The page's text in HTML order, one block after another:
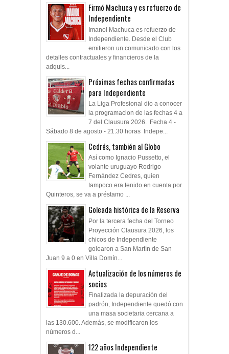
Firmó Machuca y es refuerzo de
Independiente
Imanol Machuca es refuerzo de
Independiente. Desde el Club
emitieron un comunicado con los
detalles contractuales y financieros de la
adquis...
Próximas fechas confirmadas
para Independiente
La Liga Profesional dio a conocer
la programacion de las fechas 4 a
7 del Clausura 2026. Fecha 4 -
Sábado 8 de agosto - 21.30 horas Indepe...
Cedrés, también al Globo
Así como Ignacio Pussetto, el
volante uruguayo Rodrigo
Fernández Cedres, quien
tampoco era tenido en cuenta por
Quinteros, se va a préstamo ...
Goleada histórica de la Reserva
Por la tercera fecha del Torneo
Proyección Clausura 2026, los
chicos de Independiente
golearon a San Martín de San
Juan 9 a 0 en Villa Domín...
Actualización de los números de
socios
Finalizada la depuración del
padrón, Independiente quedó con
una masa societaria cercana a
las 130.600. Además, se modificaron los
números d...
122 años Independiente